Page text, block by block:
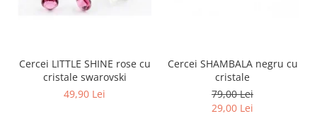
Cercei LITTLE SHINE rose cu
cristale swarovski
49,90 Lei
Cercei SHAMBALA negru cu
cristale
79,00 Lei
29,00 Lei